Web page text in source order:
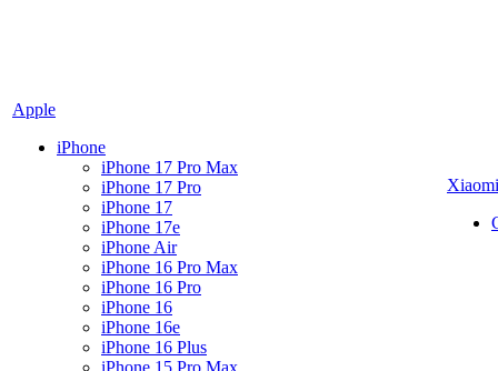
Apple
iPhone
iPhone 17 Pro Max
iPhone 17 Pro
iPhone 17
iPhone 17e
iPhone Air
iPhone 16 Pro Max
iPhone 16 Pro
iPhone 16
iPhone 16e
iPhone 16 Plus
iPhone 15 Pro Max
Xiaomi